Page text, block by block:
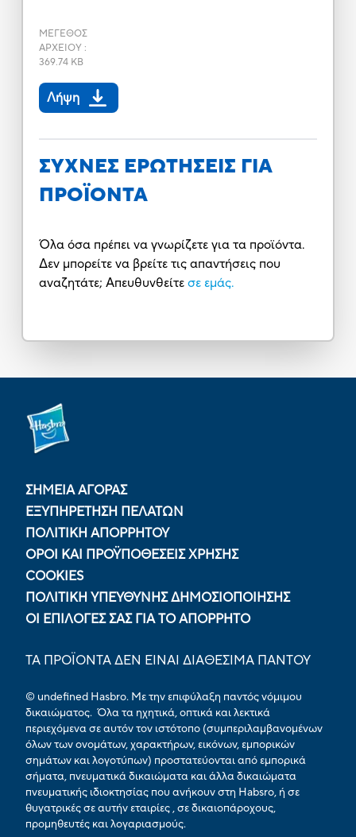
ΜΕΓΕΘΟΣ
ΑΡΧΕΙΟΥ:
369.74 KB
Λήψη
ΣΥΧΝΕΣ ΕΡΩΤΗΣΕΙΣ ΓΙΑ
ΠΡΟΪΟΝΤΑ
Όλα όσα πρέπει να γνωρίζετε για τα προϊόντα.
Δεν μπορείτε να βρείτε τις απαντήσεις που
αναζητάτε; Απευθυνθείτε σε εμάς.
ΣΗΜΕΙΑ ΑΓΟΡΑΣ
ΕΞΥΠΗΡΕΤΗΣΗ ΠΕΛΑΤΩΝ
ΠΟΛΙΤΙΚΉ ΑΠΟΡΡΉΤΟΥ
ΟΡΟΙ ΚΑΙ ΠΡΟΫΠΟΘΕΣΕΙΣ ΧΡΗΣΗΣ
COOKIES
ΠΟΛΙΤΙΚΉ ΥΠΕΎΘΥΝΗΣ ΔΗΜΟΣΙΟΠΟΊΗΣΗΣ
ΟΙ ΕΠΙΛΟΓΈΣ ΣΑΣ ΓΙΑ ΤΟ ΑΠΌΡΡΗΤΟ
ΤΑ ΠΡΟΪΟΝΤΑ ΔΕΝ ΕΙΝΑΙ ΔΙΑΘΕΣΙΜΑ ΠΑΝΤΟΥ
© undefined Hasbro. Με την επιφύλαξη παντός νόμιμου
δικαιώματος. Όλα τα ηχητικά, οπτικά και λεκτικά
περιεχόμενα σε αυτόν τον ιστότοπο (συμπεριλαμβανομένων
όλων των ονομάτων, χαρακτήρων, εικόνων, εμπορικών
σημάτων και λογοτύπων) προστατεύονται από εμπορικά
σήματα, πνευματικά δικαιώματα και άλλα δικαιώματα
πνευματικής ιδιοκτησίας που ανήκουν στη Habsro, ή σε
θυγατρικές σε αυτήν εταιρίες , σε δικαιοπάροχους,
προμηθευτές και λογαριασμούς.